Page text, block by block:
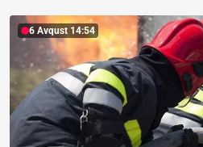
6 Avqust 14:54